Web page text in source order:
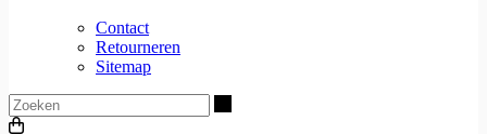
Contact
Retourneren
Sitemap